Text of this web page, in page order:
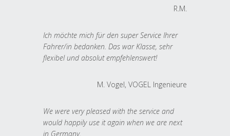
R.M.
Ich möchte mich für den super Service Ihrer
Fahrer/in bedanken. Das war Klasse, sehr
flexibel und absolut empfehlenswert!
M. Vogel, VOGEL Ingenieure
We were very pleased with the service and
would happily use it again when we are next
in Germany.